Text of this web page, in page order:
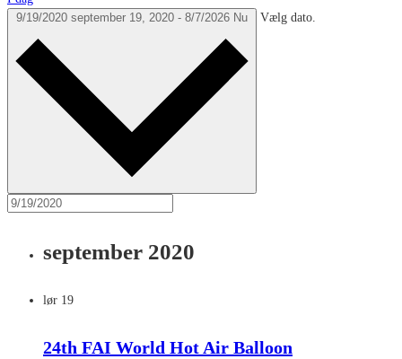
9/19/2020 september 19, 2020 - 8/7/2026 Nu Vælg dato.
september 2020
lør 19
24th FAI World Hot Air Balloon